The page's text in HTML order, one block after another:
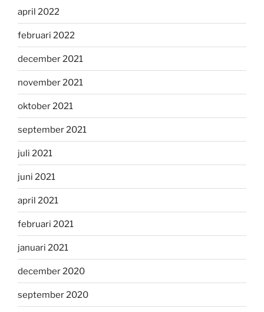
april 2022
februari 2022
december 2021
november 2021
oktober 2021
september 2021
juli 2021
juni 2021
april 2021
februari 2021
januari 2021
december 2020
september 2020